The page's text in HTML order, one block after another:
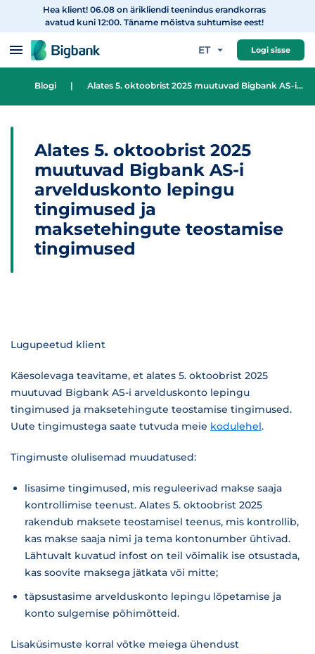
Hüppa sisu juurde
Hea klient! 06.08 on ärikliendi teenindus erandkorras
avatud kuni 12:00. Täname mõistva suhtumise eest!
ET Logi sisse
Blogi | Alates 5. oktoobrist 2025 muutuvad Bigbank AS-i arvelduskonto lepingu tingimused ja maksetehingute teostamise tingimused
Alates 5. oktoobrist 2025
muutuvad Bigbank AS-i
arvelduskonto lepingu
tingimused ja
maksetehingute teostamise
tingimused
Lugupeetud klient
Käesolevaga teavitame, et alates 5. oktoobrist 2025
muutuvad Bigbank AS-i arvelduskonto lepingu
tingimused ja maksetehingute teostamise tingimused.
Uute tingimustega saate tutvuda meie kodulehel.
Tingimuste olulisemad muudatused:
lisasime tingimused, mis reguleerivad makse saaja
kontrollimise teenust. Alates 5. oktoobrist 2025
rakendub maksete teostamisel teenus, mis kontrollib,
kas makse saaja nimi ja tema kontonumber ühtivad.
Lähtuvalt kuvatud infost on teil võimalik ise otsustada,
kas soovite maksega jätkata või mitte;
täpsustasime arvelduskonto lepingu lõpetamise ja
konto sulgemise põhimõtteid.
Lisaküsimuste korral võtke meiega ühendust